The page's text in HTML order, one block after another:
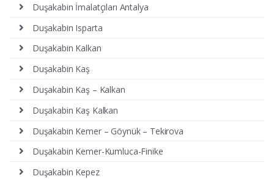
Duşakabin İmalatçıları Antalya
Duşakabin Isparta
Duşakabin Kalkan
Duşakabin Kaş
Duşakabin Kaş – Kalkan
Duşakabin Kaş Kalkan
Duşakabin Kemer – Göynük – Tekirova
Duşakabin Kemer-Kumluca-Finike
Duşakabin Kepez